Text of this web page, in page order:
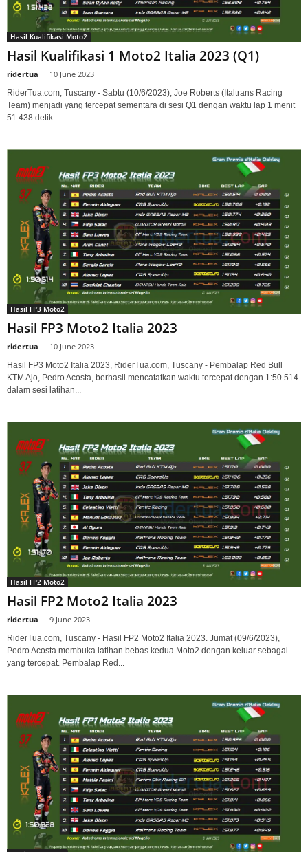
Hasil Kualifikasi Moto2
Hasil Kualifikasi 1 Moto2 Italia 2023 (Q1)
ridertua 10 June 2023
RiderTua.com, Tuscany - Sabtu (10/6/2023), Joe Roberts (Italtrans Racing
Team) menjadi yang tercepat sementara di sesi Q1 dengan waktu lap 1 menit
51.438 detik....
Hasil FP3 Moto2
Hasil FP3 Moto2 Italia 2023
ridertua 10 June 2023
Hasil FP3 Moto2 Italia 2023, RiderTua.com, Tuscany - Pembalap Red Bull
KTM Ajo, Pedro Acosta, berhasil mencatatkan waktu tercepat dengan 1:50.514
dalam sesi latihan...
Hasil FP2 Moto2
Hasil FP2 Moto2 Italia 2023
ridertua 9 June 2023
RiderTua.com, Tuscany - Hasil FP2 Moto2 Italia 2023. Jumat (09/6/2023),
Pedro Acosta membuka latihan bebas kedua Moto2 dengan keluar sebagai
yang tercepat. Pembalap Red...